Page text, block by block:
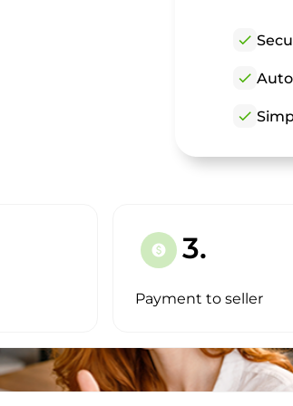
check
check
check
paid 3.
Payment to seller